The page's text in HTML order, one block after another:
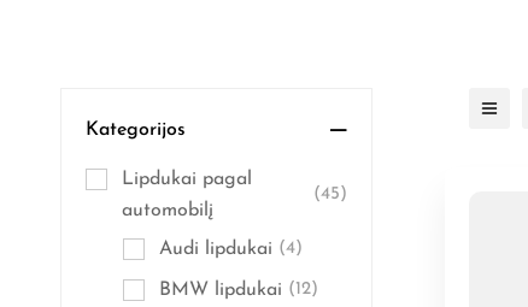
Kategorijos
Lipdukai pagal
automobilį
(45)
Audi lipdukai (4)
BMW lipdukai (12)